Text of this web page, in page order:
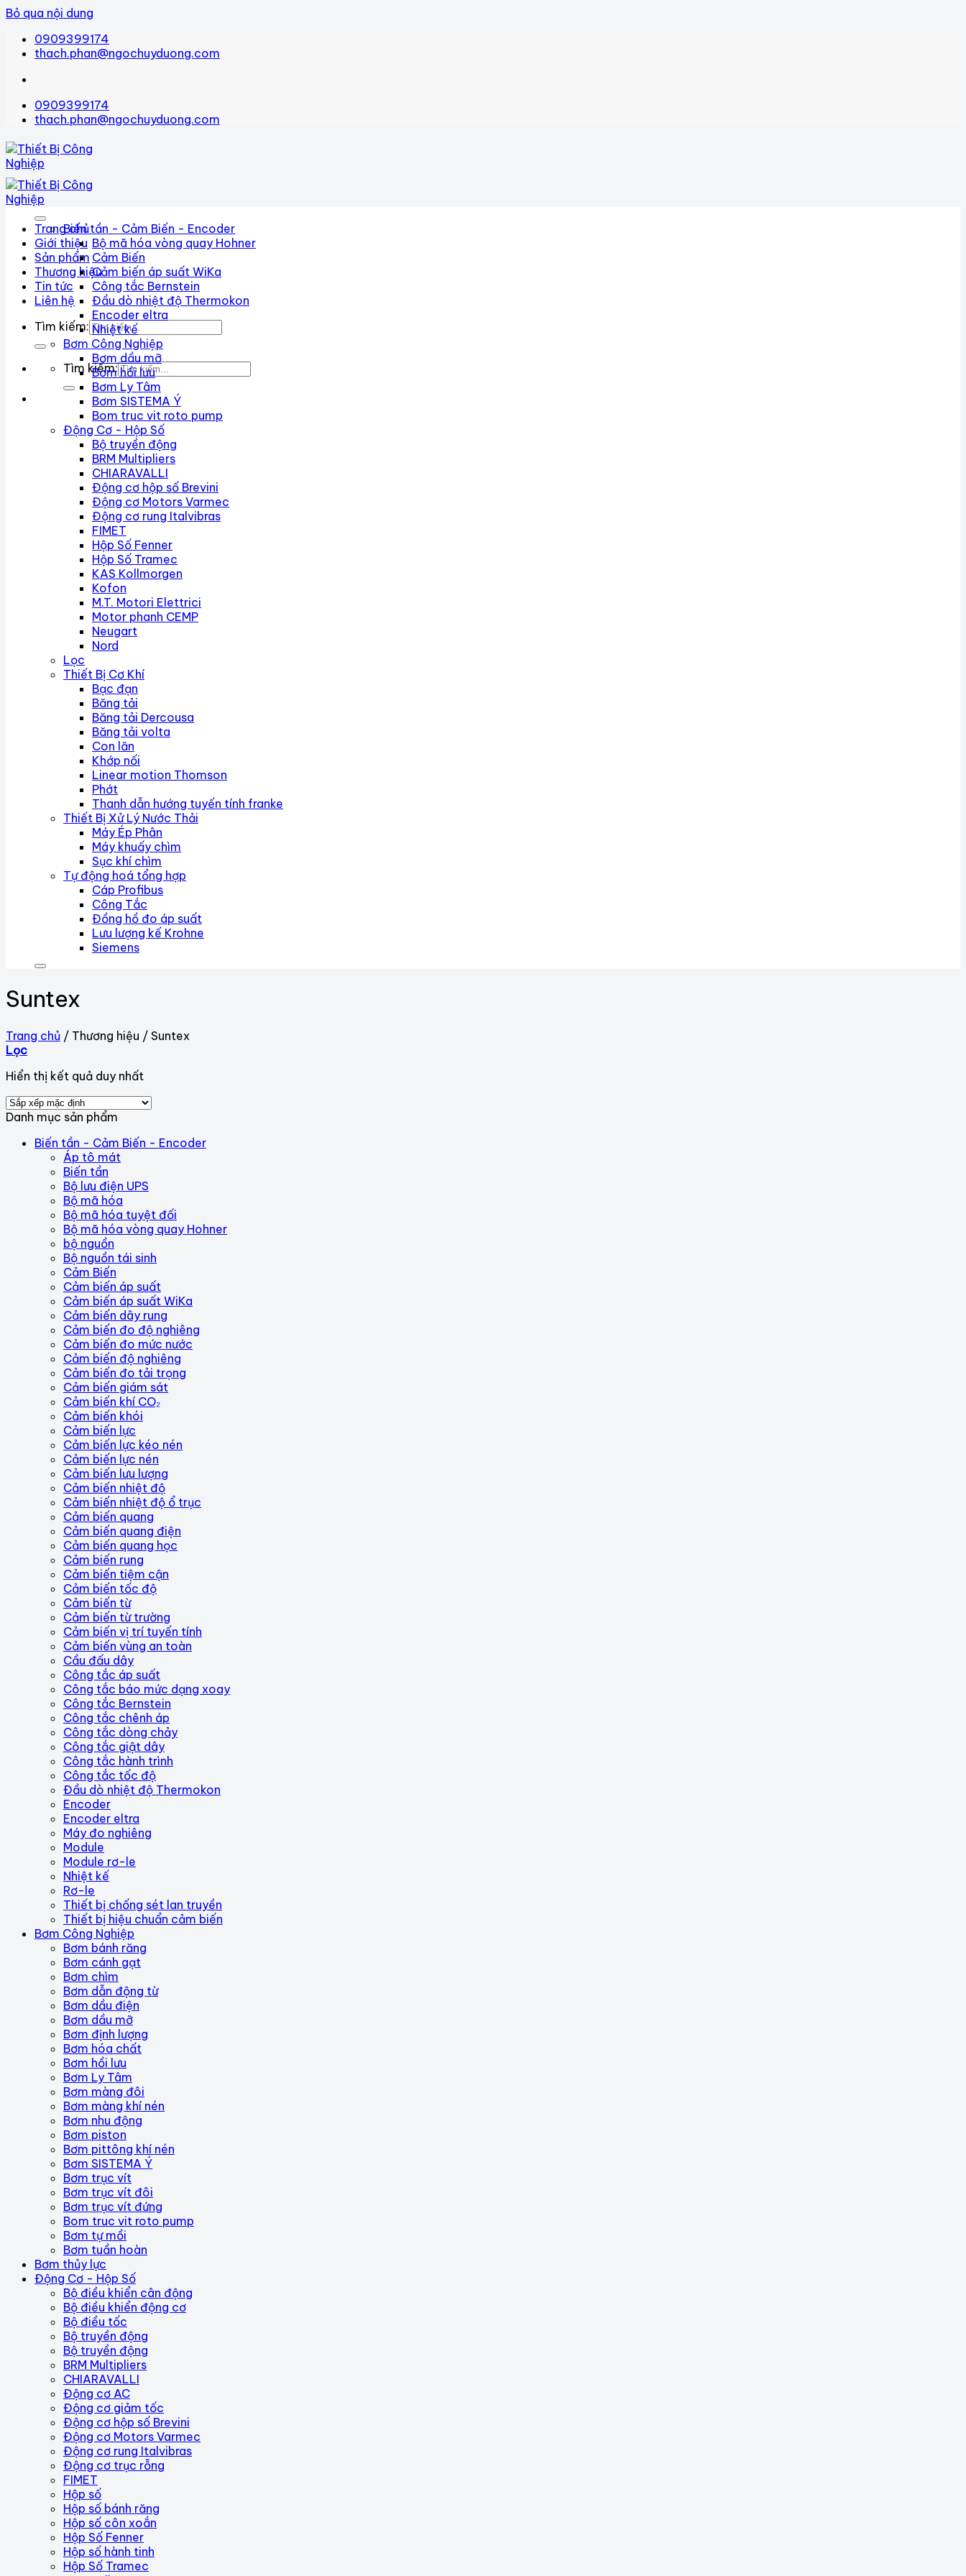
Bỏ qua nội dung
0909399174
thach.phan@ngochuyduong.com
0909399174
thach.phan@ngochuyduong.com
Trang chủ
Giới thiệu
Sản phẩm
Thương hiệu
Tin tức
Liên hệ
Tìm kiếm:
Tìm kiếm:
Biến tần - Cảm Biến - Encoder
Bộ mã hóa vòng quay Hohner
Cảm Biến
Cảm biến áp suất WiKa
Công tắc Bernstein
Đầu dò nhiệt độ Thermokon
Encoder eltra
Nhiệt kế
Bơm Công Nghiệp
Bơm dầu mỡ
Bơm hồi lưu
Bơm Ly Tâm
Bơm SISTEMA Ý
Bom truc vit roto pump
Động Cơ - Hộp Số
Bộ truyền động
BRM Multipliers
CHIARAVALLI
Động cơ hộp số Brevini
Động cơ Motors Varmec
Động cơ rung Italvibras
FIMET
Hộp Số Fenner
Hộp Số Tramec
KAS Kollmorgen
Kofon
M.T. Motori Elettrici
Motor phanh CEMP
Neugart
Nord
Lọc
Thiết Bị Cơ Khí
Bạc đạn
Băng tải
Băng tải Dercousa
Băng tải volta
Con lăn
Khớp nối
Linear motion Thomson
Phớt
Thanh dẫn hướng tuyến tính franke
Thiết Bị Xử Lý Nước Thải
Máy Ép Phân
Máy khuấy chìm
Sục khí chìm
Tự động hoá tổng hợp
Cáp Profibus
Công Tắc
Đồng hồ đo áp suất
Lưu lượng kế Krohne
Siemens
Suntex
Trang chủ / Thương hiệu / Suntex
Lọc
Hiển thị kết quả duy nhất
Danh mục sản phẩm
Biến tần - Cảm Biến - Encoder
Áp tô mát
Biến tần
Bộ lưu điện UPS
Bộ mã hóa
Bộ mã hóa tuyệt đối
Bộ mã hóa vòng quay Hohner
bộ nguồn
Bộ nguồn tái sinh
Cảm Biến
Cảm biến áp suất
Cảm biến áp suất WiKa
Cảm biến dây rung
Cảm biến đo độ nghiêng
Cảm biến đo mức nước
Cảm biến độ nghiêng
Cảm biến đo tải trọng
Cảm biến giám sát
Cảm biến khí CO₂
Cảm biến khói
Cảm biến lực
Cảm biến lực kéo nén
Cảm biến lực nén
Cảm biến lưu lượng
Cảm biến nhiệt độ
Cảm biến nhiệt độ ổ trục
Cảm biến quang
Cảm biến quang điện
Cảm biến quang học
Cảm biến rung
Cảm biến tiệm cận
Cảm biến tốc độ
Cảm biến từ
Cảm biến từ trường
Cảm biến vị trí tuyến tính
Cảm biến vùng an toàn
Cầu đấu dây
Công tắc áp suất
Công tắc báo mức dạng xoay
Công tắc Bernstein
Công tắc chênh áp
Công tắc dòng chảy
Công tắc giật dây
Công tắc hành trình
Công tắc tốc độ
Đầu dò nhiệt độ Thermokon
Encoder
Encoder eltra
Máy đo nghiêng
Module
Module rơ-le
Nhiệt kế
Rơ-le
Thiết bị chống sét lan truyền
Thiết bị hiệu chuẩn cảm biến
Bơm Công Nghiệp
Bơm bánh răng
Bơm cánh gạt
Bơm chìm
Bơm dẫn động từ
Bơm dầu điện
Bơm dầu mỡ
Bơm định lượng
Bơm hóa chất
Bơm hồi lưu
Bơm Ly Tâm
Bơm màng đôi
Bơm màng khí nén
Bơm nhu động
Bơm piston
Bơm pittông khí nén
Bơm SISTEMA Ý
Bơm trục vít
Bơm trục vít đôi
Bơm trục vít đứng
Bom truc vit roto pump
Bơm tự mồi
Bơm tuần hoàn
Bơm thủy lực
Động Cơ - Hộp Số
Bộ điều khiển cân động
Bộ điều khiển động cơ
Bộ điều tốc
Bộ truyền động
Bộ truyền động
BRM Multipliers
CHIARAVALLI
Động cơ AC
Động cơ giảm tốc
Động cơ hộp số Brevini
Động cơ Motors Varmec
Động cơ rung Italvibras
Động cơ trục rỗng
FIMET
Hộp số
Hộp số bánh răng
Hộp số côn xoắn
Hộp Số Fenner
Hộp số hành tinh
Hộp Số Tramec